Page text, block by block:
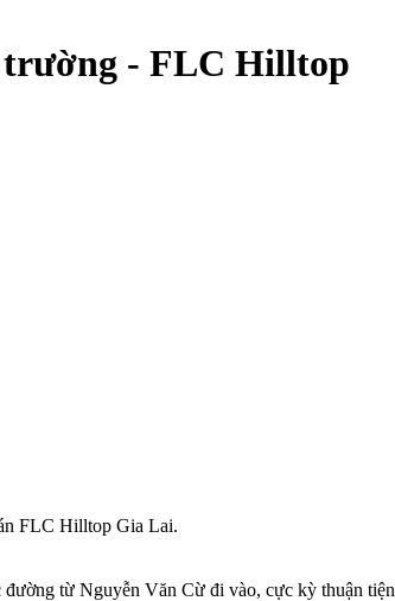
trường - FLC Hilltop
FLC Hilltop Gia Lai.
từ Nguyễn Văn Cừ đi vào, cực kỳ thuận